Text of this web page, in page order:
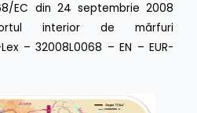
EC din 24 septembrie 2008
interior de mărfuri
Lex – 32008L0068 – EN – EUR-